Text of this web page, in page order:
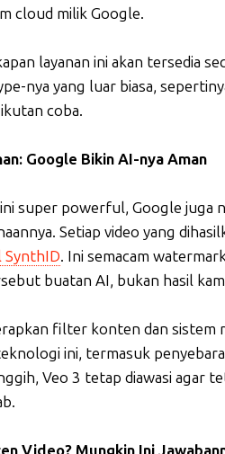
cloud milik Google.
layanan ini akan tersedia
nya yang luar biasa,
coba.
Google Bikin AI-nya Aman
super powerful, Google juga
Setiap video yang
SynthID. Ini semacam
buatan AI, bukan hasil
filter konten dan sistem
ini, termasuk
Veo 3 tetap diawasi agar